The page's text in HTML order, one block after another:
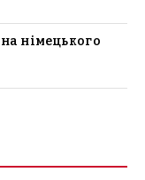
німецького